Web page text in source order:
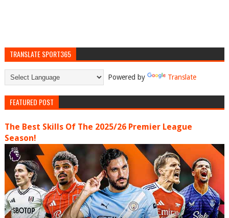
TRANSLATE SPORT365
Powered by Translate
FEATURED POST
The Best Skills Of The 2025/26 Premier League
Season!